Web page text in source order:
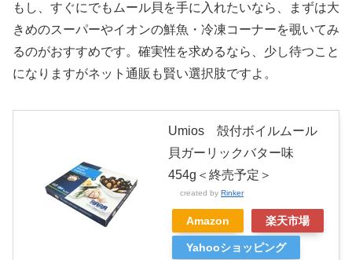
もし、すぐにでもムール貝を手に入れたいなら、まずは大
きめのスーパーやイオンの鮮魚・冷凍コーナーを覗いてみ
るのがおすすめです。確実性を求めるなら、少し待つこと
になりますがネット通販も賢い選択肢ですよ。
Umios 殻付ボイルムール
貝ガーリックバター味
454g＜終売予定＞
created by Rinker
Amazon 楽天市場
Yahooショッピング